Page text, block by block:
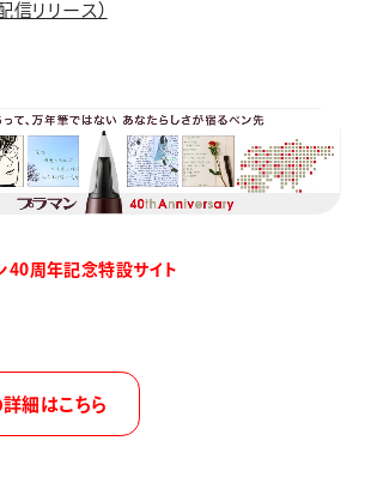
信リリース）
40周年記念特設サイト
詳細はこちら